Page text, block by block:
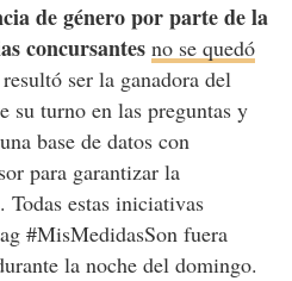
de género por parte de la
concursantes no se quedó
ser la ganadora del
su turno en las preguntas y
base de datos con
para garantizar la
Todas estas iniciativas
#MisMedidasSon fuera
la noche del domingo.